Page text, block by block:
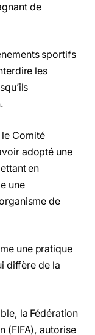
de
sportifs
les
Comité
adopté une
en
une
de
une pratique
diffère de la
la Fédération
(FIFA), autorise